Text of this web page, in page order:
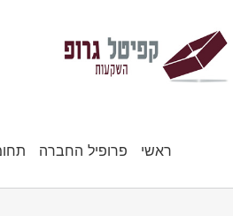
ראשי פרופיל החברה